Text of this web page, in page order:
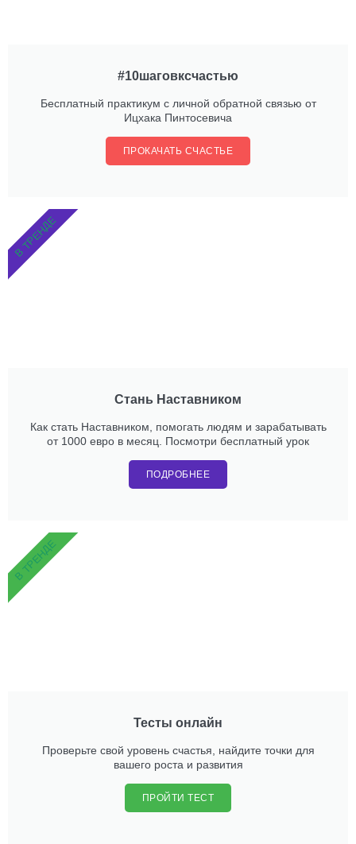
#10шаговксчастью
Бесплатный практикум с личной обратной связью от
Ицхака Пинтосевича
ПРОКАЧАТЬ СЧАСТЬЕ
Стань Наставником
Как стать Наставником, помогать людям и зарабатывать
от 1000 евро в месяц. Посмотри бесплатный урок
ПОДРОБНЕЕ
В ТРЕНДЕ
Тесты онлайн
Проверьте свой уровень счастья, найдите точки для
вашего роста и развития
ПРОЙТИ ТЕСТ
В ТРЕНДЕ